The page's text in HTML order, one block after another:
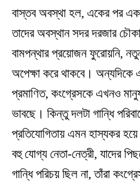
বাস্তব অবস্থা হল, একের পর
তাদের অবস্থান সদর দরজার
বামপন্থার প্রয়োজন ফুরোয়নি,
অপেক্ষা করে থাকবে।
প্রমাণিত, কংগ্রেসকে এখনও
ভাবছে। কিন্তু দলটা গান্ধি
প্রতিযোগিতায় এমন হাস্যকর
বহু যোগ্য নেতা-নেত্রী, যাদের
গান্ধি পরিচয় ছিল না, তাঁরা